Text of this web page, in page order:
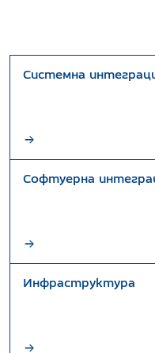
Системна
Софтуерна
Инфраструктура